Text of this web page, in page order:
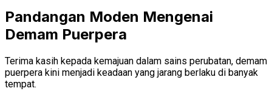
Pandangan Moden Mengenai
Demam Puerpera
Terima kasih kepada kemajuan dalam sains perubatan, demam
puerpera kini menjadi keadaan yang jarang berlaku di banyak
tempat.